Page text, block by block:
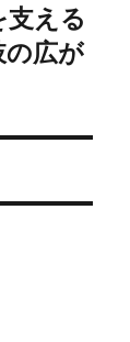
える
の広が